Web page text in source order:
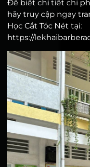
Để biết chi tiết chi
hãy truy cập ngay
Học Cắt Tóc Nét tại:
https://